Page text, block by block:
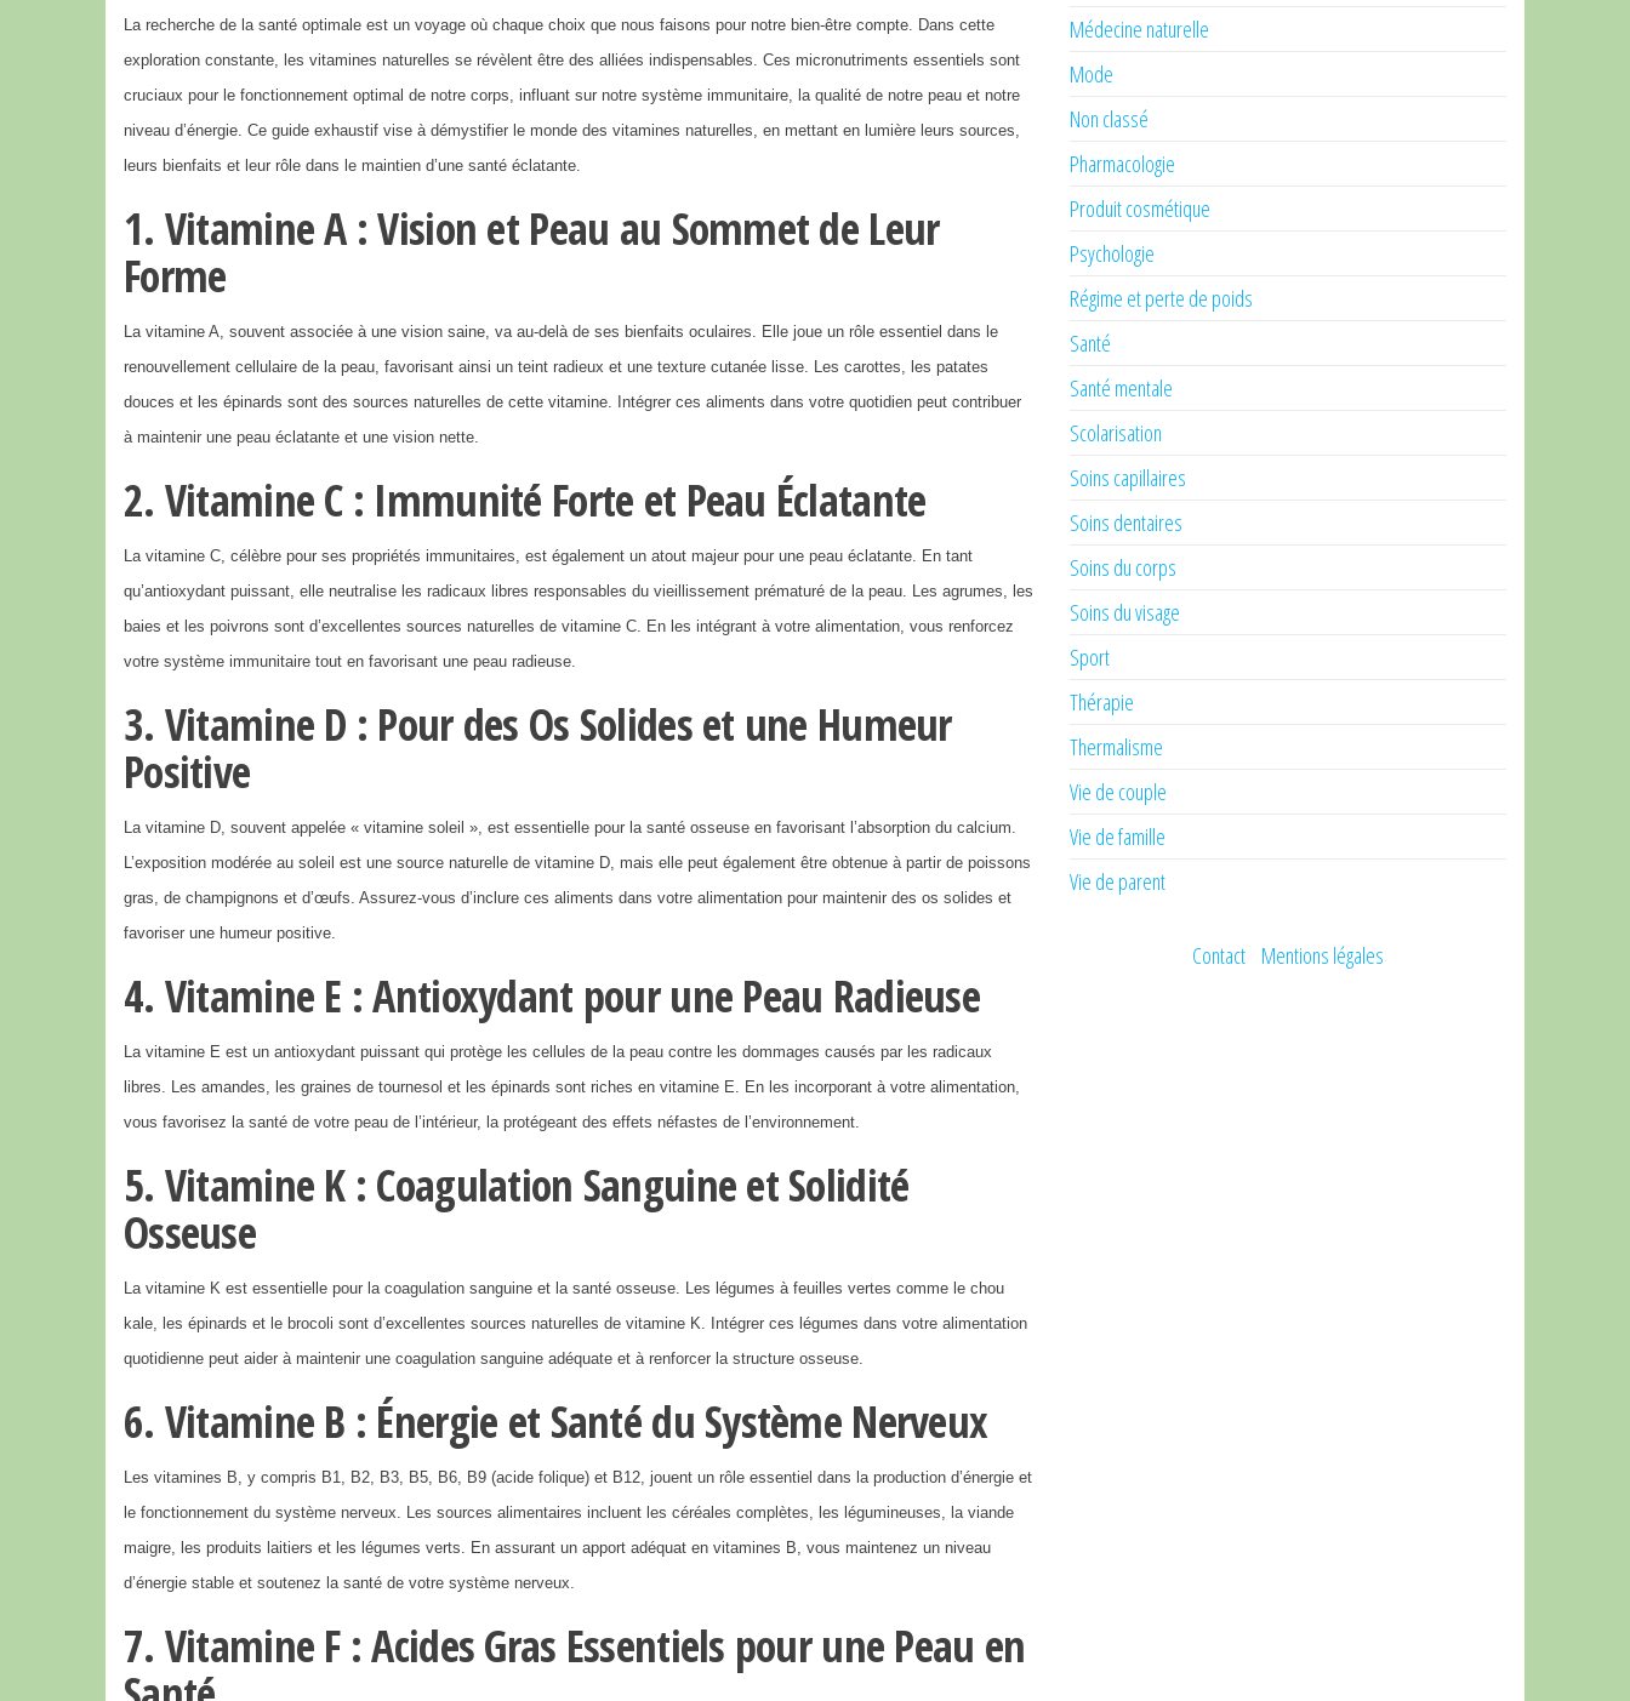
La recherche de la santé optimale est un voyage où chaque choix que nous faisons pour notre bien-être compte. Dans cette
exploration constante, les vitamines naturelles se révèlent être des alliées indispensables. Ces micronutriments essentiels sont
cruciaux pour le fonctionnement optimal de notre corps, influant sur notre système immunitaire, la qualité de notre peau et notre
niveau d’énergie. Ce guide exhaustif vise à démystifier le monde des vitamines naturelles, en mettant en lumière leurs sources,
leurs bienfaits et leur rôle dans le maintien d’une santé éclatante.
1. Vitamine A : Vision et Peau au Sommet de Leur
Forme
La vitamine A, souvent associée à une vision saine, va au-delà de ses bienfaits oculaires. Elle joue un rôle essentiel dans le
renouvellement cellulaire de la peau, favorisant ainsi un teint radieux et une texture cutanée lisse. Les carottes, les patates
douces et les épinards sont des sources naturelles de cette vitamine. Intégrer ces aliments dans votre quotidien peut contribuer
à maintenir une peau éclatante et une vision nette.
2. Vitamine C : Immunité Forte et Peau Éclatante
La vitamine C, célèbre pour ses propriétés immunitaires, est également un atout majeur pour une peau éclatante. En tant
qu’antioxydant puissant, elle neutralise les radicaux libres responsables du vieillissement prématuré de la peau. Les agrumes, les
baies et les poivrons sont d’excellentes sources naturelles de vitamine C. En les intégrant à votre alimentation, vous renforcez
votre système immunitaire tout en favorisant une peau radieuse.
3. Vitamine D : Pour des Os Solides et une Humeur
Positive
La vitamine D, souvent appelée « vitamine soleil », est essentielle pour la santé osseuse en favorisant l’absorption du calcium.
L’exposition modérée au soleil est une source naturelle de vitamine D, mais elle peut également être obtenue à partir de poissons
gras, de champignons et d’œufs. Assurez-vous d’inclure ces aliments dans votre alimentation pour maintenir des os solides et
favoriser une humeur positive.
4. Vitamine E : Antioxydant pour une Peau Radieuse
La vitamine E est un antioxydant puissant qui protège les cellules de la peau contre les dommages causés par les radicaux
libres. Les amandes, les graines de tournesol et les épinards sont riches en vitamine E. En les incorporant à votre alimentation,
vous favorisez la santé de votre peau de l’intérieur, la protégeant des effets néfastes de l’environnement.
5. Vitamine K : Coagulation Sanguine et Solidité
Osseuse
La vitamine K est essentielle pour la coagulation sanguine et la santé osseuse. Les légumes à feuilles vertes comme le chou
kale, les épinards et le brocoli sont d’excellentes sources naturelles de vitamine K. Intégrer ces légumes dans votre alimentation
quotidienne peut aider à maintenir une coagulation sanguine adéquate et à renforcer la structure osseuse.
6. Vitamine B : Énergie et Santé du Système Nerveux
Les vitamines B, y compris B1, B2, B3, B5, B6, B9 (acide folique) et B12, jouent un rôle essentiel dans la production d’énergie et
le fonctionnement du système nerveux. Les sources alimentaires incluent les céréales complètes, les légumineuses, la viande
maigre, les produits laitiers et les légumes verts. En assurant un apport adéquat en vitamines B, vous maintenez un niveau
d’énergie stable et soutenez la santé de votre système nerveux.
7. Vitamine F : Acides Gras Essentiels pour une Peau en
Médecine naturelle
Mode
Non classé
Pharmacologie
Produit cosmétique
Psychologie
Régime et perte de poids
Santé
Santé mentale
Scolarisation
Soins capillaires
Soins dentaires
Soins du corps
Soins du visage
Sport
Thérapie
Thermalisme
Vie de couple
Vie de famille
Vie de parent
Contact Mentions légales